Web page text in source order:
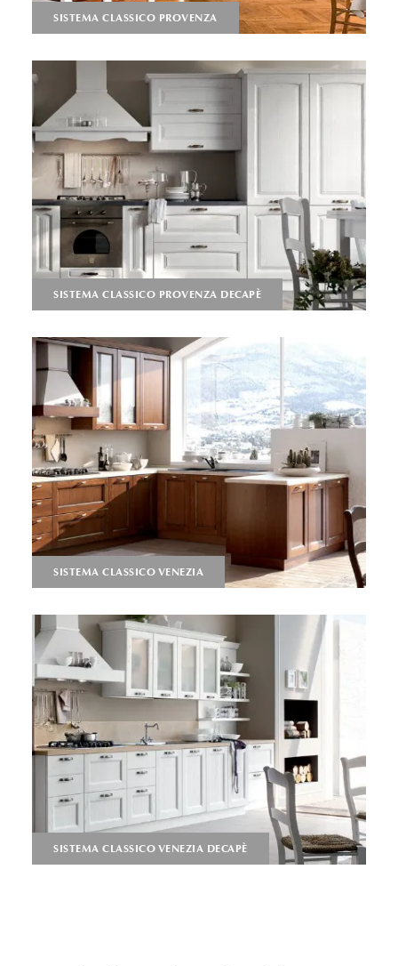
SISTEMA CLASSICO PROVENZA
SISTEMA CLASSICO PROVENZA DECAPÈ
SISTEMA CLASSICO VENEZIA
SISTEMA CLASSICO VENEZIA DECAPÈ